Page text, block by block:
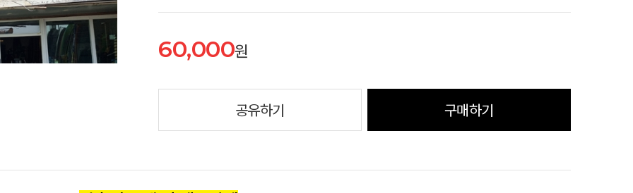
60,000원
공유하기 구매하기